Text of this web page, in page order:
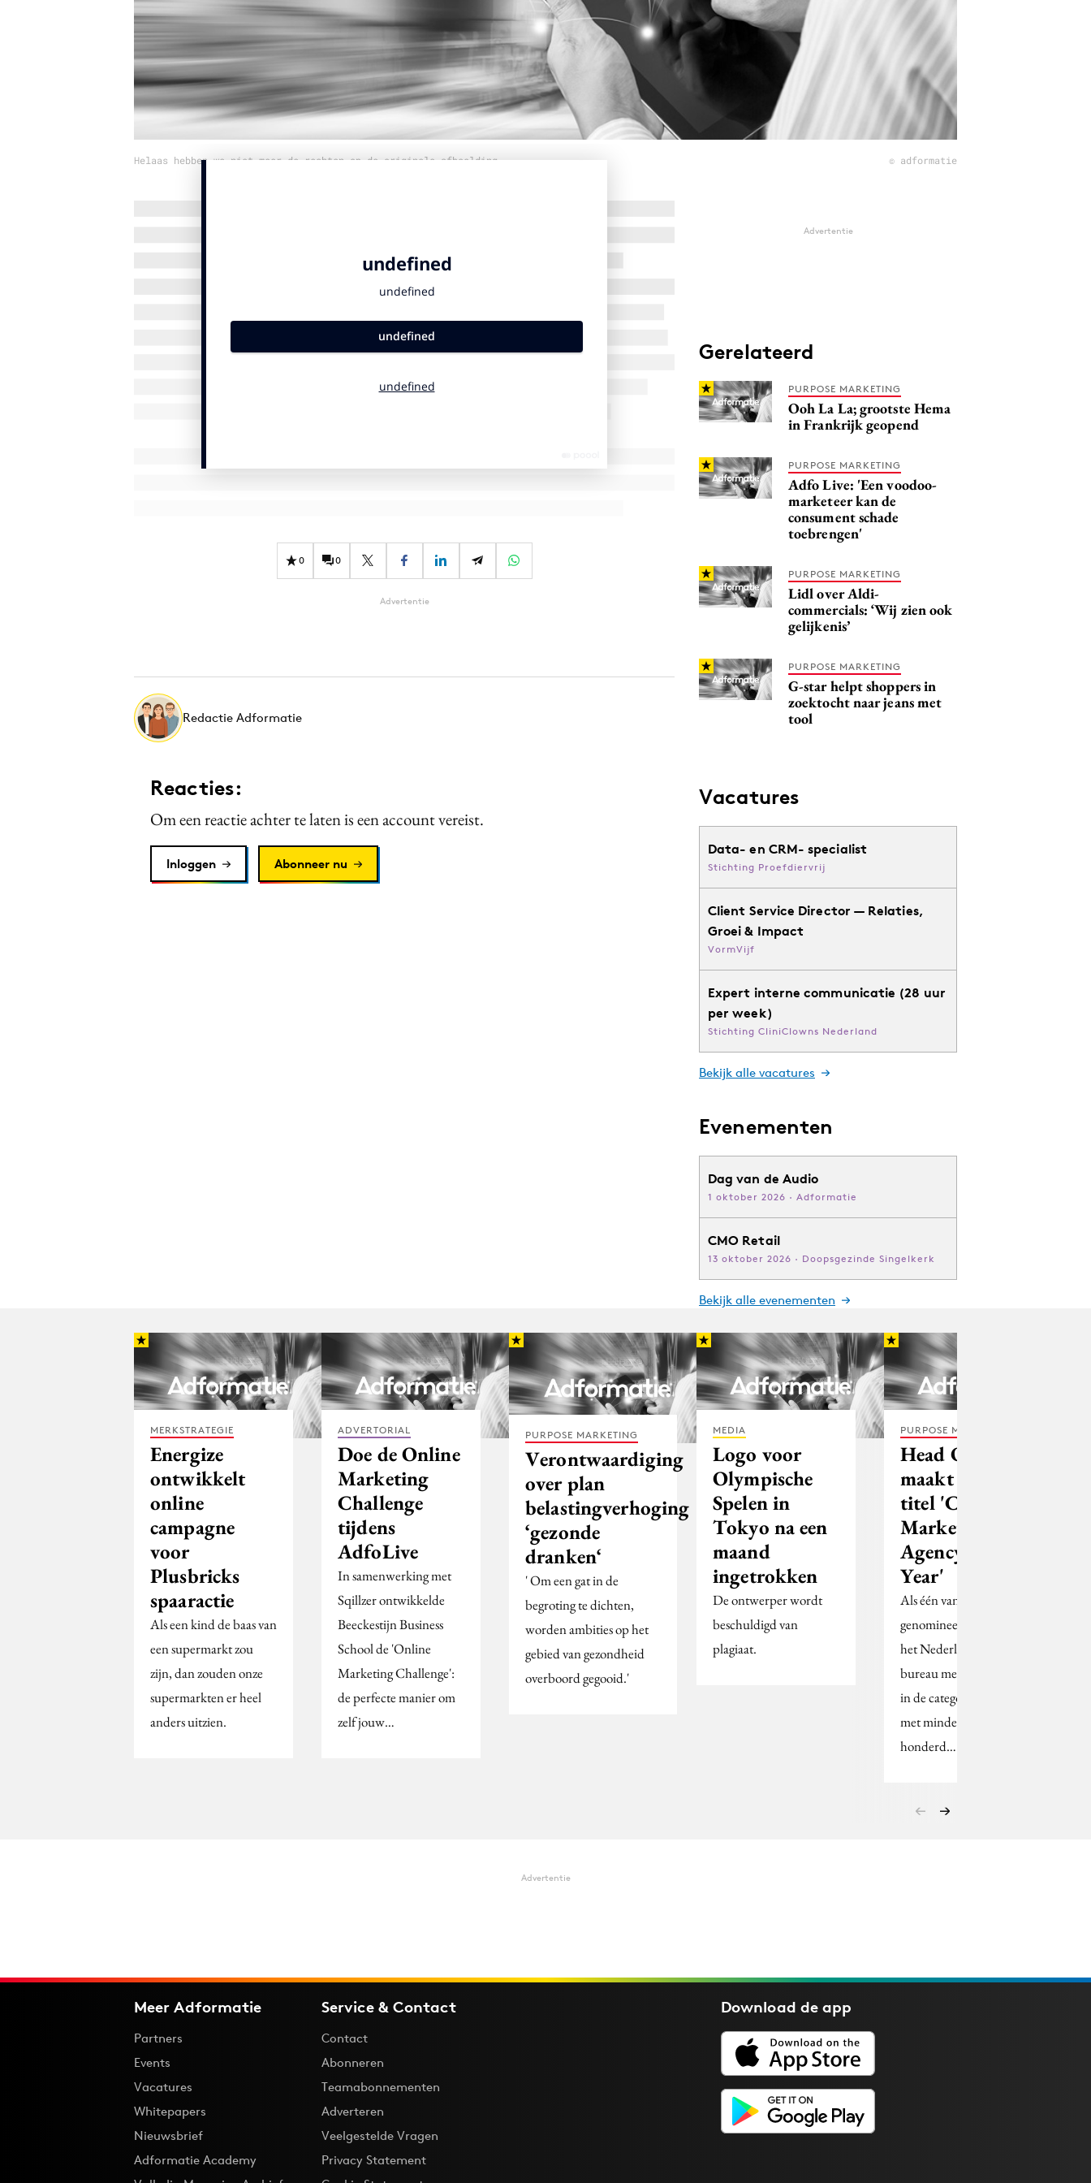
Helaas hebben we niet meer de rechten op de originele afbeelding © adformatie
0 0
Advertentie
Redactie Adformatie
Reacties:
Om een reactie achter te laten is een account vereist.
Inloggen Abonneer nu
Advertentie
Gerelateerd
PURPOSE MARKETING
Ooh La La; grootste Hema
in Frankrijk geopend
PURPOSE MARKETING
Adfo Live: 'Een voodoo-
marketeer kan de
consument schade
toebrengen'
PURPOSE MARKETING
Lidl over Aldi-
commercials: ‘Wij zien ook
gelijkenis’
PURPOSE MARKETING
G-star helpt shoppers in
zoektocht naar jeans met
tool
Vacatures
Data- en CRM- specialist
Stichting Proefdiervrij
Client Service Director — Relaties,
Groei & Impact
VormVijf
Expert interne communicatie (28 uur
per week)
Stichting CliniClowns Nederland
Bekijk alle vacatures
Evenementen
Dag van de Audio
1 oktober 2026 · Adformatie
CMO Retail
13 oktober 2026 · Doopsgezinde Singelkerk
Bekijk alle evenementen
MERKSTRATEGIE
Energize
ontwikkelt
online
campagne
voor
Plusbricks
spaaractie
Als een kind de baas van
een supermarkt zou
zijn, dan zouden onze
supermarkten er heel
anders uitzien.
ADVERTORIAL
Doe de Online
Marketing
Challenge
tijdens
AdfoLive
In samenwerking met
Sqillzer ontwikkelde
Beeckestijn Business
School de 'Online
Marketing Challenge':
de perfecte manier om
zelf jouw…
PURPOSE MARKETING
Verontwaardiging
over plan
belastingverhoging
‘gezonde
dranken‘
' Om een gat in de
begroting te dichten,
worden ambities op het
gebied van gezondheid
overboord gegooid.'
MEDIA
Logo voor
Olympische
Spelen in
Tokyo na een
maand
ingetrokken
De ontwerper wordt
beschuldigd van
plagiaat.
PURPOSE MARKETING
Head Office
maakt kans op
titel 'Content
Marketing
Agency of the
Year'
Als één van de vijf
genomineerden dingt
het Nederlandse
bureau mee naar de titel
in de categorie 'bureaus
met minder dan
honderd…
Advertentie
Meer Adformatie
Partners
Events
Vacatures
Whitepapers
Nieuwsbrief
Adformatie Academy
Service & Contact
Contact
Abonneren
Teamabonnementen
Adverteren
Veelgestelde Vragen
Privacy Statement
Download deapp